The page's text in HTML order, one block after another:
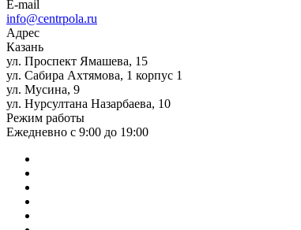
E-mail
info@centrpola.ru
Адрес
Казань
ул. Проспект Ямашева, 15
ул. Сабира Ахтямова, 1 корпус 1
ул. Мусина, 9
ул. Нурсултана Назарбаева, 10
Режим работы
Ежедневно с 9:00 до 19:00